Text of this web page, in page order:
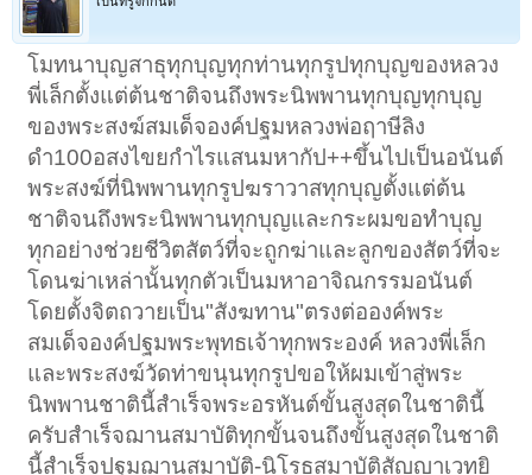
โมทนาบุญสาธุทุกบุญทุกท่านทุกรูปทุกบุญของหลวง
พี่เล็กตั้งแต่ต้นชาติจนถึงพระนิพพานทุกบุญทุกบุญ
ของพระสงฆ์สมเด็จองค์ปฐมหลวงพ่อฤาษีลิง
ดำ100อสงไขยกำไรแสนมหากัป++ขึ้นไปเป็นอนันต์
พระสงฆ์ที่นิพพานทุกรูปฆราวาสทุกบุญตั้งแต่ต้น
ชาติจนถึงพระนิพพานทุกบุญและกระผมขอทำบุญ
ทุกอย่างช่วยชีวิตสัตว์ที่จะถูกฆ่าและลูกของสัตว์ที่จะ
โดนฆ่าเหล่านั้นทุกตัวเป็นมหาอาจิณกรรมอนันต์
โดยตั้งจิตถวายเป็น"สังฆทาน"ตรงต่อองค์พระ
สมเด็จองค์ปฐมพระพุทธเจ้าทุกพระองค์ หลวงพี่เล็ก
และพระสงฆ์วัดท่าขนุนทุกรูปขอให้ผมเข้าสู่พระ
นิพพานชาตินี้สำเร็จพระอรหันต์ขั้นสูงสุดในชาตินี้
ครับสำเร็จฌานสมาบัติทุกขั้นจนถึงขั้นสูงสุดในชาติ
นี้สำเร็จปฐมฌานสมาบัติ-นิโรธสมาบัติสัญญาเวทยิ